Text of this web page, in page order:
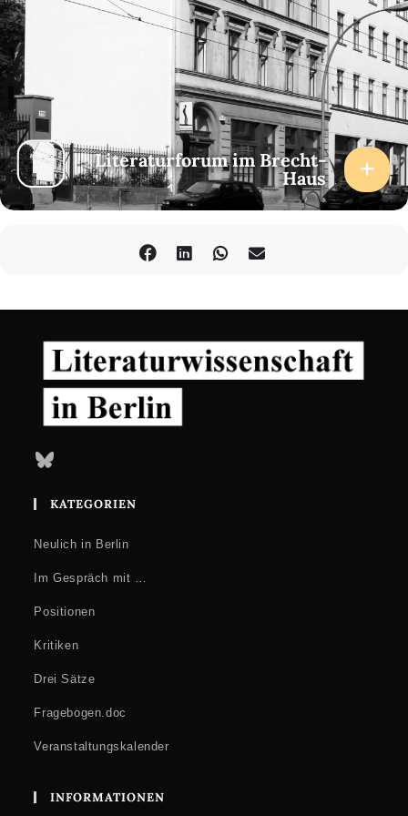
Literaturforum im Brecht-
Haus
Bluesky
KATEGORIEN
Neulich in Berlin
Im Gespräch mit …
Positionen
Kritiken
Drei Sätze
Fragebogen.doc
Veranstaltungskalender
INFORMATIONEN